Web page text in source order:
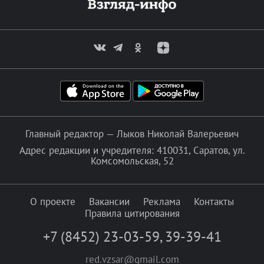
Главный редактор — Лыков Николай Валерьевич
Адрес редакции и учредителя: 410031, Саратов, ул.
Комсомольская, 52
О проекте Вакансии Реклама
Контакты
Правила цитирования
+7 (8452) 23-03-59, 39-39-41
red.vzsar@gmail.com